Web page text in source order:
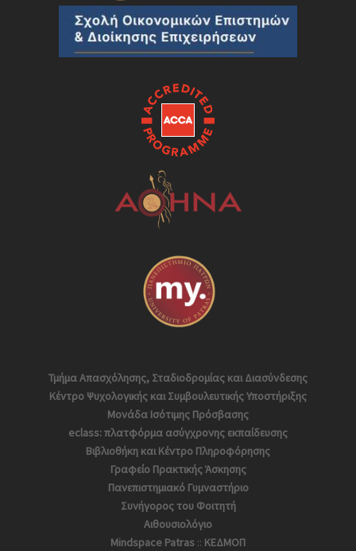
Τμήμα Απασχόλησης, Σταδιοδρομίας και Διασύνδεσης
Κέντρο Ψυχολογικής και Συμβουλευτικής Υποστήριξης
Μονάδα Ισότιμης Πρόσβασης
eclass: πλατφόρμα ασύγχρονης εκπαίδευσης
Βιβλιοθήκη και Κέντρο Πληροφόρησης
Γραφείο Πρακτικής Άσκησης
Πανεπιστημιακό Γυμναστήριο
Συνήγορος του Φοιτητή
Αιθουσιολόγιο
Mindspace Patras :: ΚΕΔΜΟΠ